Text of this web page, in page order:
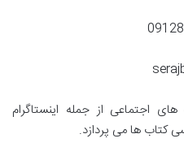
اجتماعی از جمله اینستاگرام
کتاب ها می پردازد.